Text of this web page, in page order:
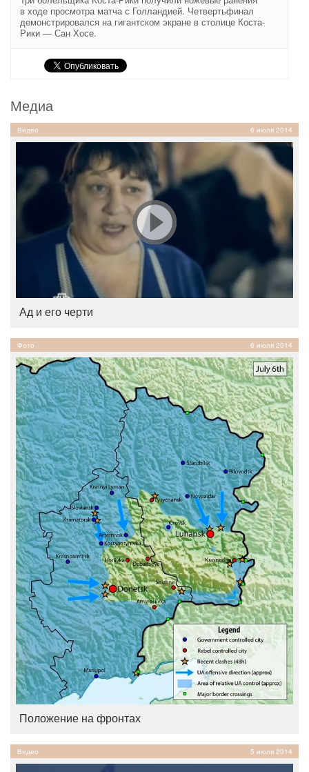
в ходе просмотра матча с Голландией. Четвертьфинал
демонстрировался на гигантском экране в столице Коста-
Рики — Сан Хосе.
Медиа
Видео 6 июля 2014
Ад и его черти
Фото 6 июля 2014
Положение на фронтах
Видео 5 июля 2014